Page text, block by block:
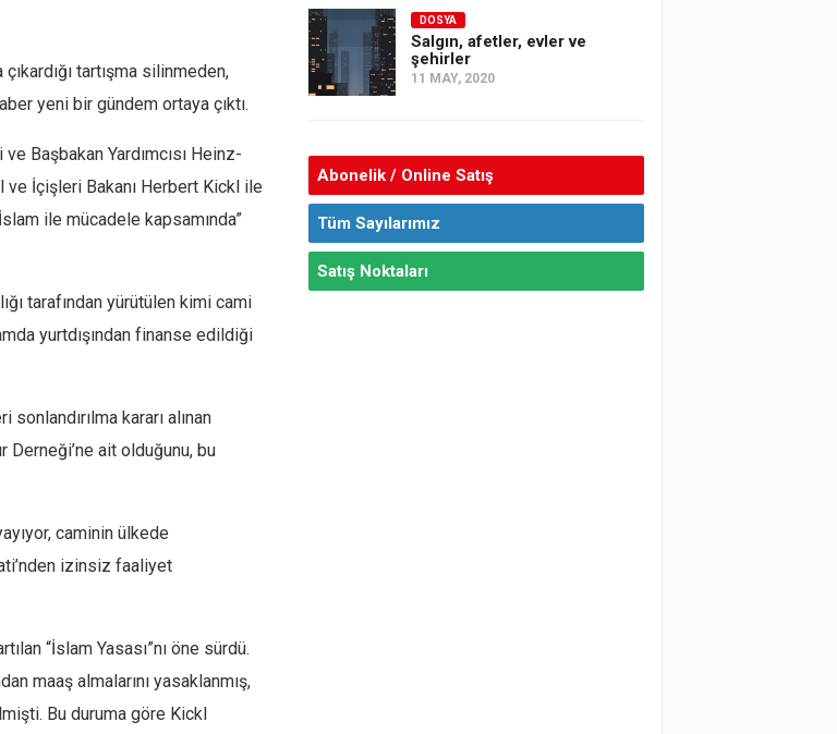
tartışma silinmeden,
yeni bir gündem ortaya çıktı.
Başbakan Yardımcısı Heinz-
ve İçişleri Bakanı Herbert Kickl ile
ile mücadele kapsamında”
tarafından yürütülen kimi cami
yurtdışından finanse edildiği
kararı alınan
Derneği’ne ait olduğunu, bu
caminin ülkede
izinsiz faaliyet
“İslam Yasası”nı öne sürdü.
maaş almalarını yasaklanmış,
Bu duruma göre Kickl
DOSYA
Salgın, afetler, evler ve
şehirler
11 MAY, 2020
Abonelik / Online Satış
Tüm Sayılarımız
Satış Noktaları